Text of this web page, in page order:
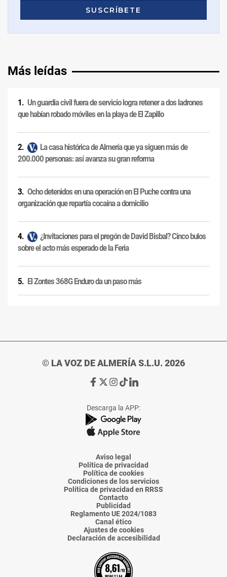
Más leídas
Un guardia civil fuera de servicio logra retener a dos ladrones
que habían robado móviles en la playa de El Zapillo
La casa histórica de Almería que ya siguen más de
200.000 personas: así avanza su gran reforma
Ocho detenidos en una operación en El Puche contra una
organización que repartía cocaína a domicilio
¿Invitaciones para el pregón de David Bisbal? Cinco bulos
sobre el acto más esperado de la Feria
El Zontes 368G Enduro da un paso más
© LA VOZ DE ALMERÍA S.L.U. 2026
Ir
de
La
Voz
Almería
Ir
de
La
Voz
Almería
Ir
de
La
Voz
Almería
Ir
de
La
Voz
Almería
Ir
de
La
Voz
Descarga la APP:
Aviso legal
Política de privacidad
Política de cookies
Condiciones de los servicios
Política de privacidad en RRSS
Contacto
Publicidad
Reglamento UE 2024/1083
Canal ético
Ajustes de cookies
Declaración de accesibilidad